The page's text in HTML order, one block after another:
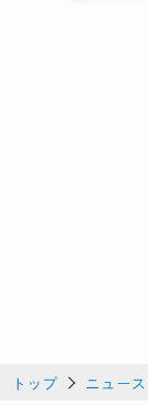
トップ ニュース